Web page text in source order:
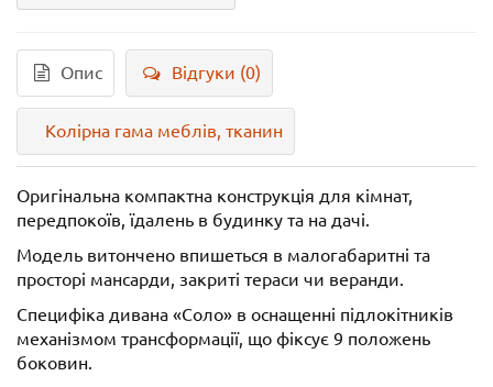
Опис Відгуки (0)
Колірна гама меблів, тканин
Оригінальна компактна конструкція для кімнат,
передпокоїв, їдалень в будинку та на дачі.
Модель витончено впишеться в малогабаритні та
просторі мансарди, закриті тераси чи веранди.
Специфіка дивана «Соло» в оснащенні підлокітників
механізмом трансформації, що фіксує 9 положень
боковин.